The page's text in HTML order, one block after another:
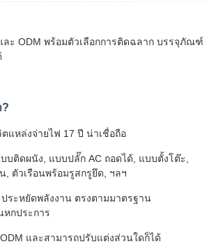
ละ ODM พร้อมตัวเลือกการติดฉลาก บรรจุภัณฑ์
?
แหล่งจ่ายไฟ 17 ปี น่าเชื่อถือ
บติดผนัง, แบบปลั๊ก AC ถอดได้, แบบตั้งโต๊ะ,
, ตัวเรือนพร้อมรูสกรูยึด, ฯลฯ
ระหยัดพลังงาน ตรงตามมาตรฐาน
กประการ
ODM และสามารถปรับแต่งส่วนใดก็ได้